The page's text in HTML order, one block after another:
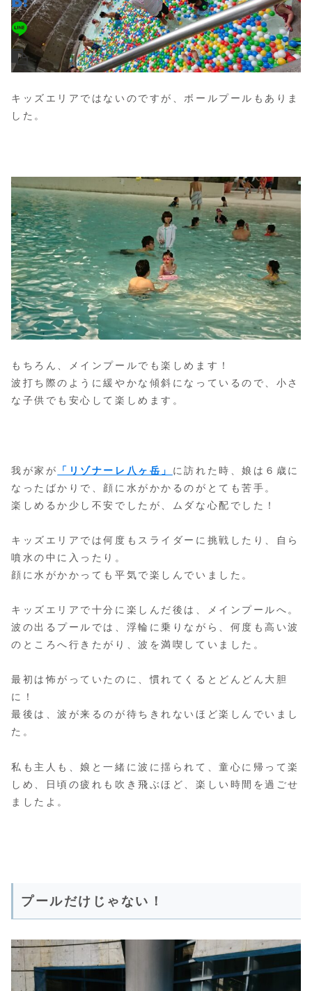
キッズエリアではないのですが、ボールプールもありま
した。
もちろん、メインプールでも楽しめます！
波打ち際のように緩やかな傾斜になっているので、小さ
な子供でも安心して楽しめます。
我が家が 「リゾナーレ八ヶ岳」 に訪れた時、娘は６歳に
なったばかりで、 顔に水がかかるのがとても苦手。
楽しめるか少し不安でしたが、ムダな心配でした！
キッズエリアでは何度もスライダーに挑戦したり、自ら
噴水の中に入ったり。
顔に水がかかっても平気で楽しんでいました。
キッズエリアで十分に楽しんだ後は、メインプールへ。
波の出るプールでは、浮輪に乗りながら、何度も高い波
のところへ行きたがり、波を満喫していました。
最初は怖がっていたのに、慣れてくるとどんどん大胆
に！
最後は、波が来るのが待ちきれないほど楽しんでいまし
た。
私も主人も、娘と一緒に波に揺られて、童心に帰って楽
しめ、日頃の疲れも吹き飛ぶほど、楽しい時間を過ごせ
ましたよ。
プールだけじゃない！